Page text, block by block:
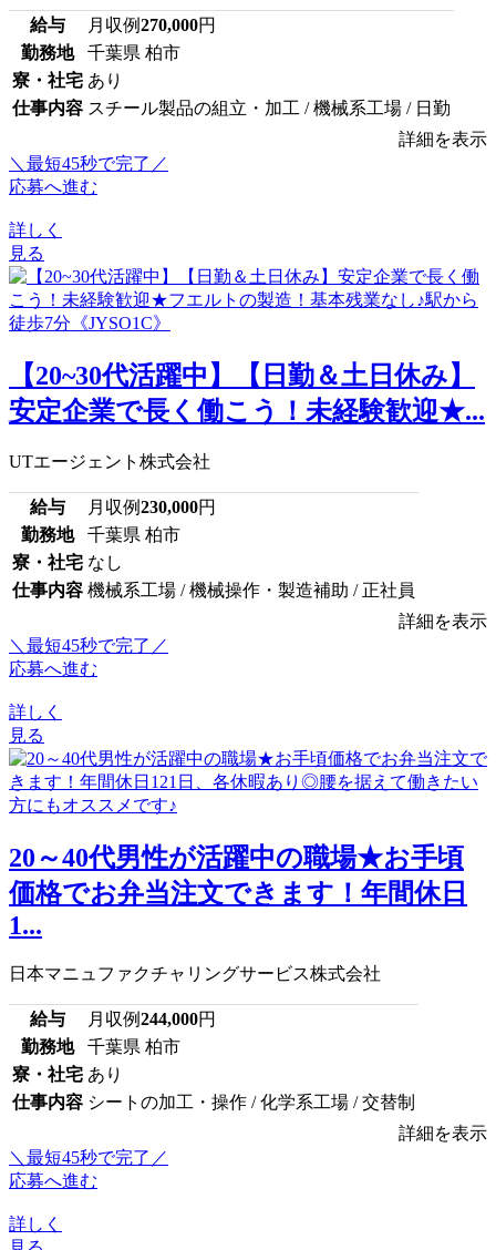
給与 月収例270,000円
勤務地
千葉県 柏市
寮・社宅 あり
仕事内容 スチール製品の組立・加工 / 機械系工場 / 日勤
詳細を表示
＼最短45秒で完了／
応募へ進む
詳しく
見る
【20~30代活躍中】【日勤＆土日休み】
安定企業で長く働こう！未経験歓迎★...
UTエージェント株式会社
給与 月収例230,000円
勤務地
千葉県 柏市
寮・社宅 なし
仕事内容 機械系工場 / 機械操作・製造補助 / 正社員
詳細を表示
＼最短45秒で完了／
応募へ進む
詳しく
見る
20～40代男性が活躍中の職場★お手頃
価格でお弁当注文できます！年間休日
1...
日本マニュファクチャリングサービス株式会社
給与 月収例244,000円
勤務地
千葉県 柏市
寮・社宅 あり
仕事内容 シートの加工・操作 / 化学系工場 / 交替制
詳細を表示
＼最短45秒で完了／
応募へ進む
詳しく